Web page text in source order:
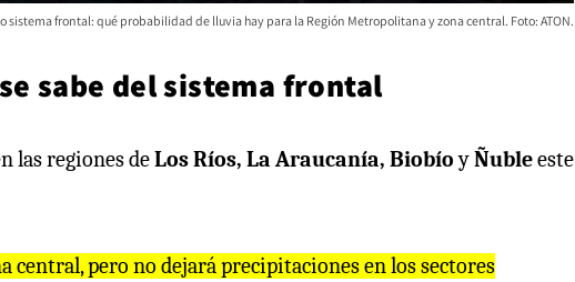
sistema frontal: qué probabilidad de lluvia hay para la Región Metropolitana y zona central. Foto: ATON.
sabe del sistema frontal
las regiones deLos Ríos, La Araucanía, BiobíoyÑubleeste
pero no dejará precipitaciones en los sectores